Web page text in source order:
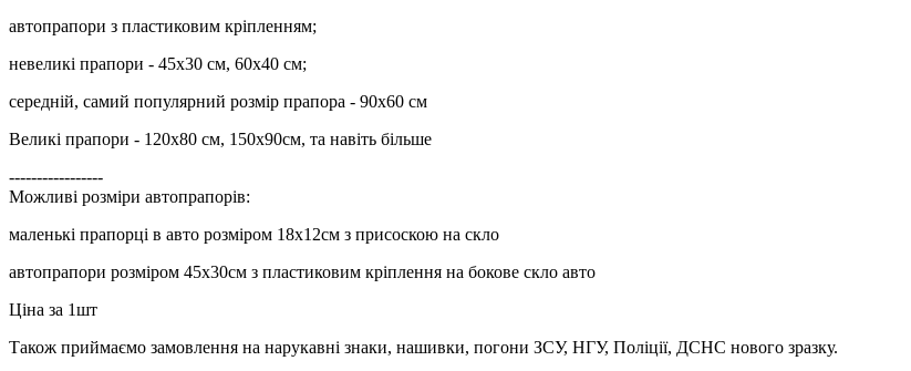
автопрапори з пластиковим кріпленням;
невеликі прапори - 45х30 см, 60х40 см;
середній, самий популярний розмір прапора - 90х60 см
Великі прапори - 120х80 см, 150х90см, та навіть більше
-----------------
Можливі розміри автопрапорів:
маленькі прапорці в авто розміром 18х12см з присоскою на скло
автопрапори розміром 45х30см з пластиковим кріплення на бокове скло авто
Ціна за 1шт
Також приймаємо замовлення на нарукавні знаки, нашивки, погони ЗСУ, НГУ, Поліції, ДСНС нового зразку.